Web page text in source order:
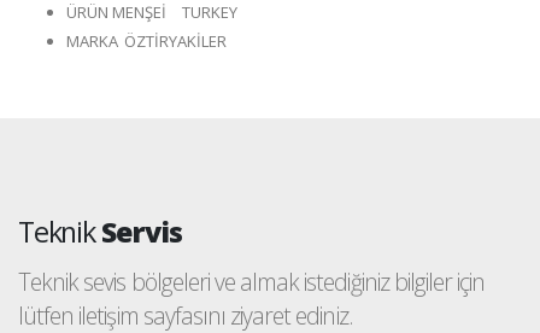
ÜRÜN MENŞEİ
TURKEY
MARKA ÖZTİRYAKİLER
TeknikServis
Teknik sevis bölgeleri ve almak istediğiniz bilgiler için
lütfen iletişim sayfasını ziyaret ediniz.